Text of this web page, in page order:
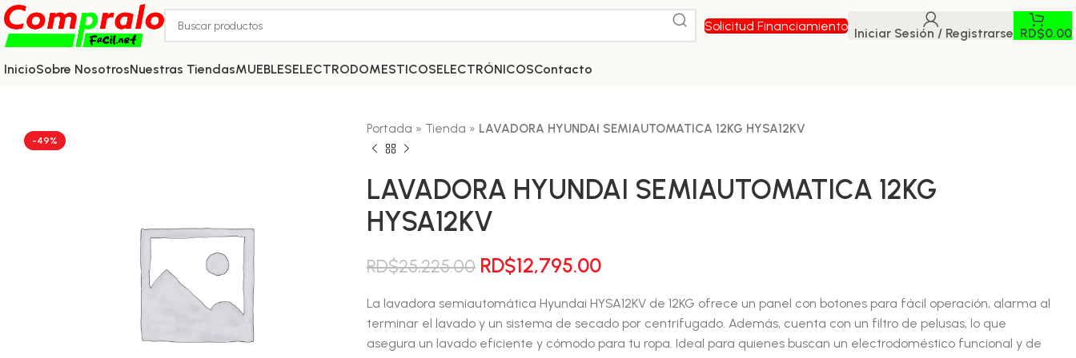
Solicitud Financiamiento Iniciar Sesión / Registrarse RD$0.00
InicioSobre NosotrosNuestras TiendasMUEBLESELECTRODOMESTICOSELECTRÓNICOSContacto
-49%
Portada » Tienda » LAVADORA HYUNDAI SEMIAUTOMATICA 12KG HYSA12KV
LAVADORA HYUNDAI SEMIAUTOMATICA 12KG
HYSA12KV
RD$25,225.00 El
original
era:
RD$12,795.00El
actual
es:
La lavadora semiautomática Hyundai HYSA12KV de 12KG ofrece un panel con botones para fácil operación, alarma al
terminar el lavado y un sistema de secado por centrifugado. Además, cuenta con un filtro de pelusas, lo que
asegura un lavado eficiente y cómodo para tu ropa. Ideal para quienes buscan un electrodoméstico funcional y de